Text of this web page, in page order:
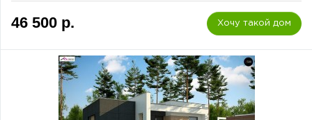
46 500 р. Хочу такой дом